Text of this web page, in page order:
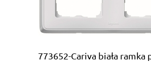
773652-Cariva biała ramka